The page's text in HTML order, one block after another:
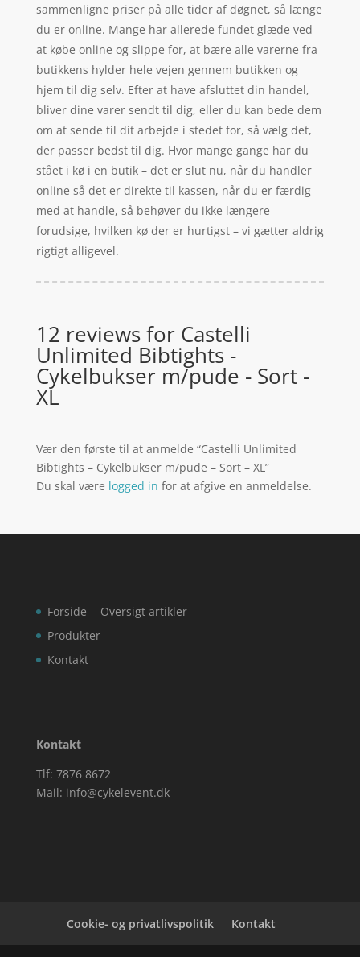
sammenligne priser på alle tider af døgnet, så længe
du er online. Mange har allerede fundet glæde ved
at købe online og slippe for, at bære alle varerne fra
butikkens hylder hele vejen gennem butikken og
hjem til dig selv. Efter at have afsluttet din handel,
bliver dine varer sendt til dig, eller du kan bede dem
om at sende til dit arbejde i stedet for, så vælg det,
der passer bedst til dig. Hvor mange gange har du
stået i kø i en butik – det er slut nu, når du handler
online så det er direkte til kassen, når du er færdig
med at handle, så behøver du ikke længere
forudsige, hvilken kø der er hurtigst – vi gætter aldrig
rigtigt alligevel.
12 reviews for Castelli
Unlimited Bibtights -
Cykelbukser m/pude - Sort -
XL
Vær den første til at anmelde “Castelli Unlimited
Bibtights – Cykelbukser m/pude – Sort – XL”
Du skal være logged in for at afgive en anmeldelse.
Forside
Produkter
Kontakt
Oversigt artikler
Kontakt
Tlf: 7876 8672
Mail: info@cykelevent.dk
Cookie- og privatlivspolitik Kontakt